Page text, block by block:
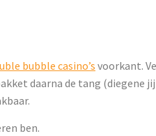
bubble casino’s voorkant.
daarna de tang (diegene
ben.